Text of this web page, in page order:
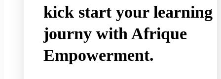
kick start your learning
journy with Afrique
Empowerment.